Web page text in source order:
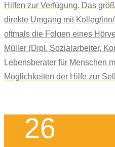
Hilfen zur Verfügung. Das
direkte Umgang mit Kolleg/
oftmals die Folgen eines
Müller (Dipl. Sozialarbeiter,
Lebensberater für Menschen
Möglichkeiten der Hilfe zur
26